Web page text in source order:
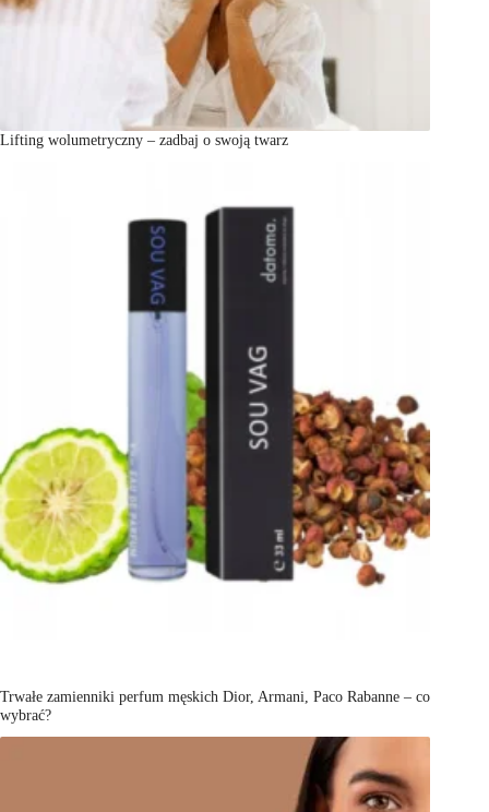
Lifting wolumetryczny – zadbaj o swoją twarz
Trwałe zamienniki perfum męskich Dior, Armani, Paco Rabanne – co
wybrać?